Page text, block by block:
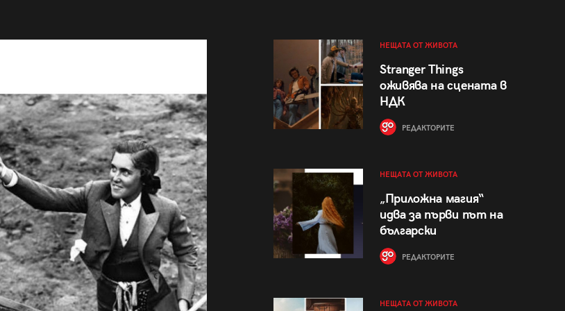
НЕЩАТА ОТ ЖИВОТА
Stranger Things
оживява на сцената в
НДК
РЕДАКТОРИТЕ
НЕЩАТА ОТ ЖИВОТА
„Приложна магия“
идва за първи път на
български
РЕДАКТОРИТЕ
НЕЩАТА ОТ ЖИВОТА